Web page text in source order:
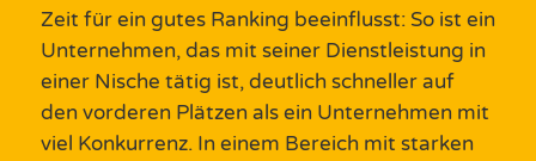
Zeit für ein gutes Ranking beeinflusst: So ist ein
Unternehmen, das mit seiner Dienstleistung in
einer Nische tätig ist, deutlich schneller auf
den vorderen Plätzen als ein Unternehmen mit
viel Konkurrenz. In einem Bereich mit starken